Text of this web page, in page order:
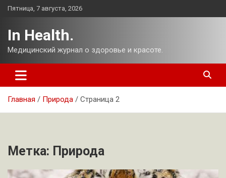
Перейти
Пятница, 7 августа, 2026
In Health.
Медицинский журнал о здоровье и красоте.
Главная Природа Страница 2
Метка: Природа